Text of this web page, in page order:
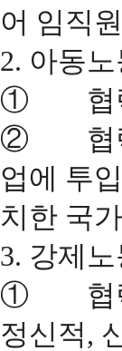
어 임직
2. 아동노
① 협력
② 협력
업에 투
치한 국
3. 강제노
① 협력
정신적,